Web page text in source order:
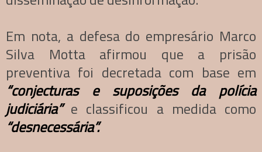
Em nota, a defesa do empresário Marco
Silva Motta afirmou que a prisão
preventiva foi decretada com base em
“conjecturas e suposições da polícia
judiciária”e classificou a medida como
“desnecessária”.